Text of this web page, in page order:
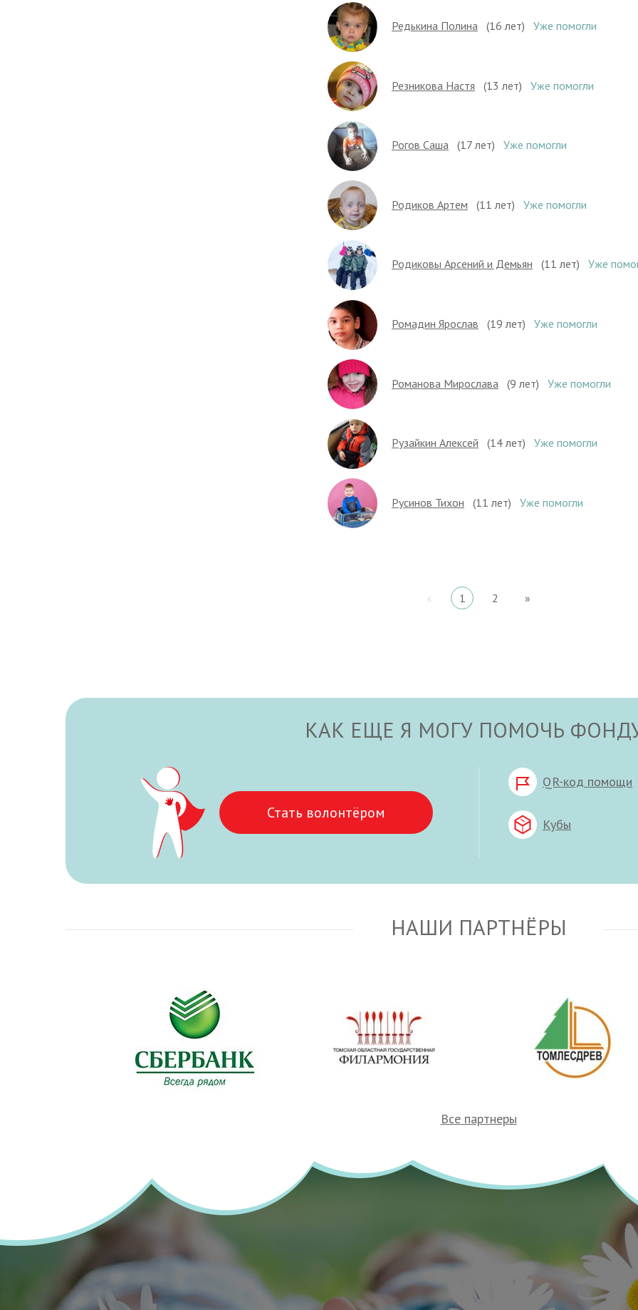
Редькина Полина (16 лет) Уже помогли
Резникова Настя (13 лет) Уже помогли
Рогов Саша (17 лет) Уже помогли
Родиков Артем (11 лет) Уже помогли
Родиковы Арсений и Демьян (11 лет) Уже
Ромадин Ярослав (19 лет) Уже помогли
Романова Мирослава (9 лет) Уже помогли
Рузайкин Алексей (14 лет) Уже помогли
Русинов Тихон (11 лет) Уже помогли
« 1 2 »
КАК ЕЩЕ Я МОГУ ПОМОЧЬ
Стать волонтёром
QR-код помощи
Кубы
НАШИ ПАРТНЁРЫ
Все партнеры